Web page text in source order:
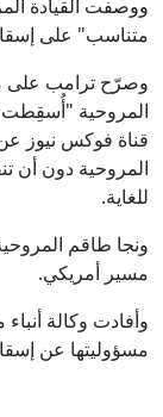
ووصفت القيادة
متناسب" على
وصرّح ترامب
المروحية
قناة فوكس نيوز
المروحية دون أن
للغاية.
ونجا طاقم
مسير أمريكي.
وأفادت وكالة
مسؤوليتها عن